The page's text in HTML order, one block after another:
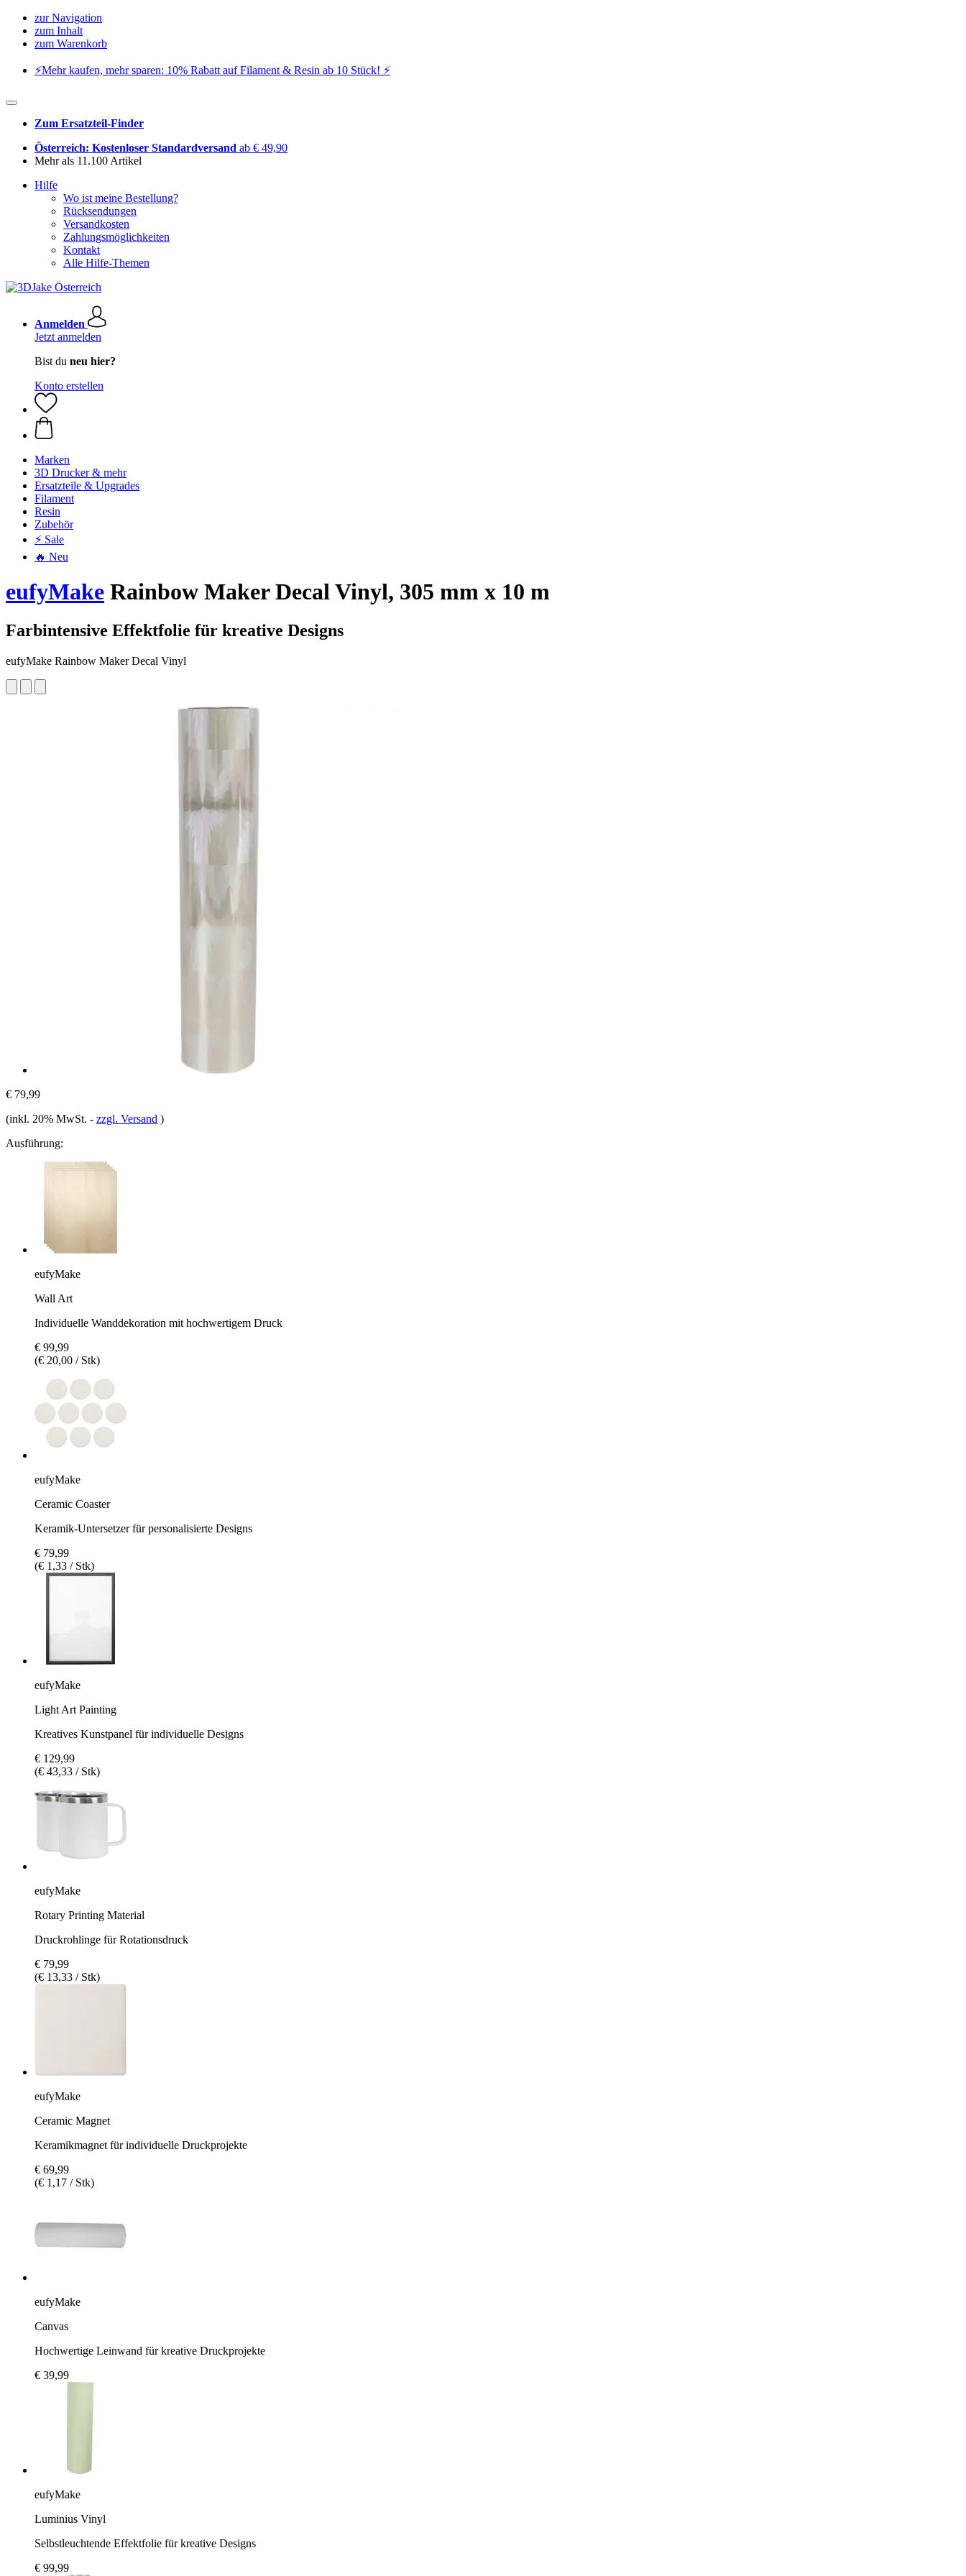
zur Navigation
zum Inhalt
zum Warenkorb
⚡️Mehr kaufen, mehr sparen: 10% Rabatt auf Filament & Resin ab 10 Stück! ⚡️
Zum Ersatzteil-Finder
Österreich: Kostenloser Standardversand ab € 49,90
Mehr als 11.100 Artikel
Hilfe
Wo ist meine Bestellung?
Rücksendungen
Versandkosten
Zahlungsmöglichkeiten
Kontakt
Alle Hilfe-Themen
Anmelden
Jetzt anmelden
Bist du neu hier?
Konto erstellen
Marken
3D Drucker & mehr
Ersatzteile & Upgrades
Filament
Resin
Zubehör
⚡ Sale
🔥 Neu
eufyMake Rainbow Maker Decal Vinyl, 305 mm x 10 m
Farbintensive Effektfolie für kreative Designs
eufyMake Rainbow Maker Decal Vinyl
€ 79,99
(inkl. 20% MwSt. - zzgl. Versand )
Ausführung:
eufyMake
Wall Art
Individuelle Wanddekoration mit hochwertigem Druck
€ 99,99
(€ 20,00 / Stk)
eufyMake
Ceramic Coaster
Keramik-Untersetzer für personalisierte Designs
€ 79,99
(€ 1,33 / Stk)
eufyMake
Light Art Painting
Kreatives Kunstpanel für individuelle Designs
€ 129,99
(€ 43,33 / Stk)
eufyMake
Rotary Printing Material
Druckrohlinge für Rotationsdruck
€ 79,99
(€ 13,33 / Stk)
eufyMake
Ceramic Magnet
Keramikmagnet für individuelle Druckprojekte
€ 69,99
(€ 1,17 / Stk)
eufyMake
Canvas
Hochwertige Leinwand für kreative Druckprojekte
€ 39,99
eufyMake
Luminius Vinyl
Selbstleuchtende Effektfolie für kreative Designs
€ 99,99